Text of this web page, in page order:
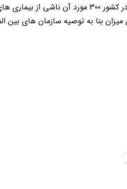
ها شناخته شده است، آمارها نشان می دهد که از هر ۸۰۰ مورد